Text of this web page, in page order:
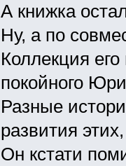
А книжка
Ну, а по
Коллекция
покойного
Разные
развития
Он кстати